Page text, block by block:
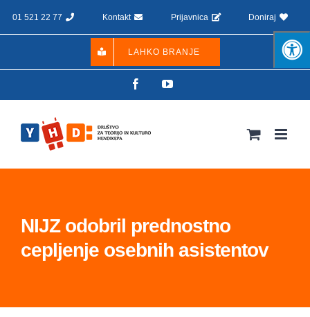
01 521 22 77 Kontakt Prijavnica Doniraj
LAHKO BRANJE
FacebookYouTube
NIJZ odobril prednostno
cepljenje osebnih asistentov